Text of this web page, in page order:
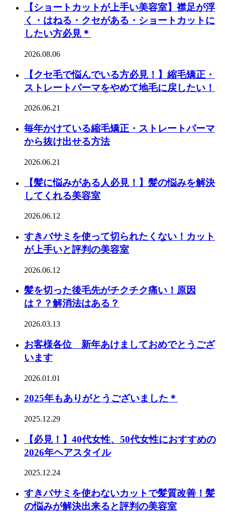
【ショートカットが上手い美容室】襟足が浮
く・はねる・クセがある・ショートカットに
したい方必見＊
2026.08.06
【クセ毛で悩んでいる方必見！】縮毛矯正・
ストレートパーマをやめて地毛に戻したい！
2026.06.21
毎年かけている縮毛矯正・ストレートパーマ
から抜け出せる方法
2026.06.21
【髪に悩みがある人必見！】髪の悩みを解決
してくれる美容室
2026.06.12
すきバサミを使って切られたくない！カット
が上手いと評判の美容室
2026.06.12
髪を切った後毛先がチクチク痛い！原因
は？？解消法はある？
2026.03.13
お客様各位 新年あけましておめでとうござ
います
2026.01.01
2025年もありがとうございました＊
2025.12.29
【必見！】40代女性、50代女性におすすめの
2026年ヘアスタイル
2025.12.24
すきバサミを使わないカットで髪質改善！髪
の悩みが解決出来ると評判の美容室